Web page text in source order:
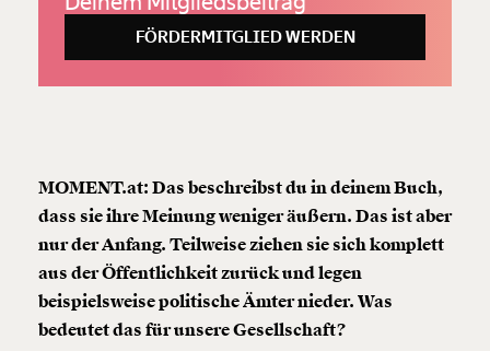
FÖRDERMITGLIED WERDEN
MOMENT.at: Das beschreibst du in deinem Buch,
dass sie ihre Meinung weniger äußern. Das ist aber
nur der Anfang. Teilweise ziehen sie sich komplett
aus der Öffentlichkeit zurück und legen
beispielsweise politische Ämter nieder. Was
bedeutet das für unsere Gesellschaft?